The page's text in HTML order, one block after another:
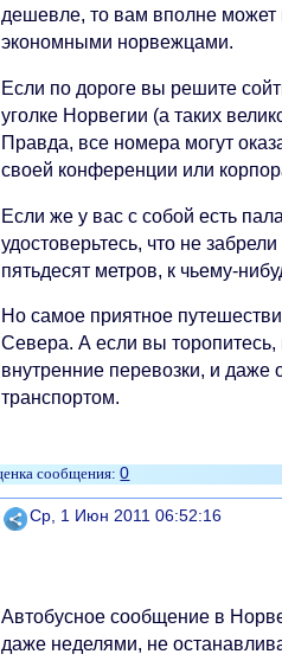
дешевле, то вам вполне может
экономными норвежцами.
Если по дороге вы решите
уголке Норвегии (а таких
Правда, все номера могут
своей конференции или
Если же у вас с собой есть
удостоверьтесь, что не
пятьдесят метров, к чьему-
Но самое приятное
Севера. А если вы
внутренние перевозки, и
транспортом.
0
Поделиться
Ср, 1 Июн 2011 06:52:16
Автобусное сообщение в
даже неделями, не